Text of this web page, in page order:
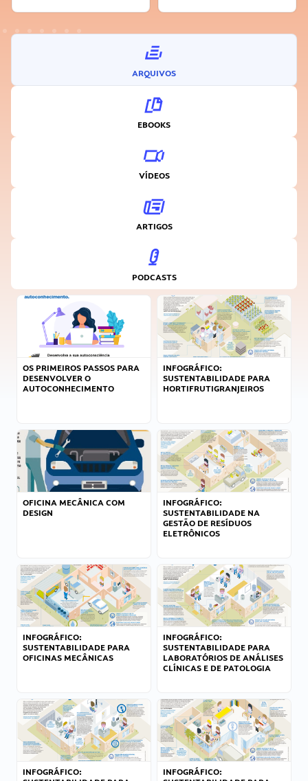
ARQUIVOS
EBOOKS
VÍDEOS
ARTIGOS
PODCASTS
OS PRIMEIROS PASSOS PARA
DESENVOLVER O
AUTOCONHECIMENTO
INFOGRÁFICO:
SUSTENTABILIDADE PARA
HORTIFRUTIGRANJEIROS
OFICINA MECÂNICA COM
DESIGN
INFOGRÁFICO:
SUSTENTABILIDADE NA
GESTÃO DE RESÍDUOS
ELETRÔNICOS
INFOGRÁFICO:
SUSTENTABILIDADE PARA
OFICINAS MECÂNICAS
INFOGRÁFICO:
SUSTENTABILIDADE PARA
LABORATÓRIOS DE ANÁLISES
CLÍNICAS E DE PATOLOGIA
INFOGRÁFICO:
INFOGRÁFICO: